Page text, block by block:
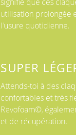
utilisation prolongée
l'usure quotidienne.
SUPER
Attends-toi à des
confortables et très
Revofoam©,
et de récupération.